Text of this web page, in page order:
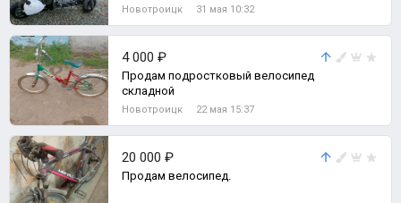
Новотроицк 31 мая 10:32
4 000 ₽
Продам подростковый велосипед
складной
Новотроицк 22 мая 15:37
20 000 ₽
Продам велосипед.